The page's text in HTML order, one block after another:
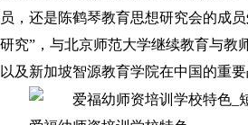
员，还是陈鹤琴教育思想研究会的成员
研究”，与北京师范大学继续教育与教
以及新加坡智源教育学院在中国的重要